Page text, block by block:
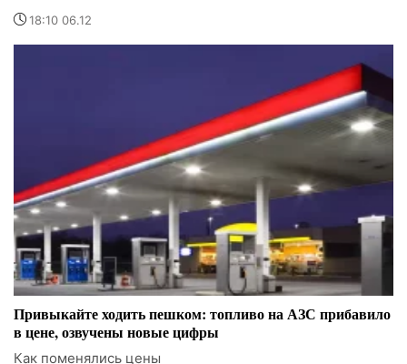
18:10 06.12
Привыкайте ходить пешком: топливо на АЗС прибавило
в цене, озвучены новые цифры
Как поменялись цены